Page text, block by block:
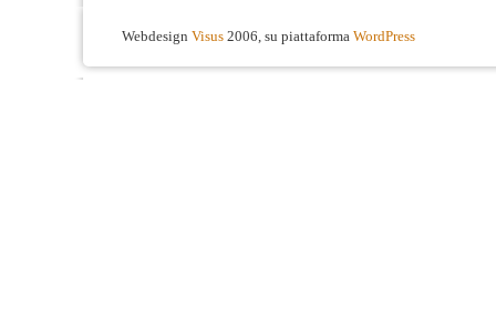
Webdesign Visus 2006, su piattaforma WordPress